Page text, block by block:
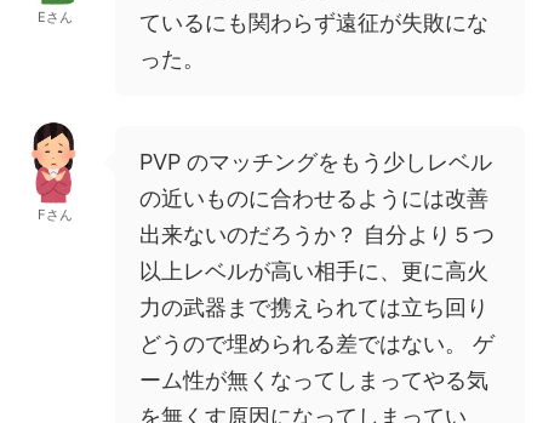
Eさん
ているにも関わらず遠征が失敗にな
った。
Fさん
PVP のマッチングをもう少しレベル
の近いものに合わせるようには改善
出来ないのだろうか？ 自分より５つ
以上レベルが高い相手に、更に高火
力の武器まで携えられては立ち回り
どうので埋められる差ではない。 ゲ
ーム性が無くなってしまってやる気
を無くす原因になってしまってい